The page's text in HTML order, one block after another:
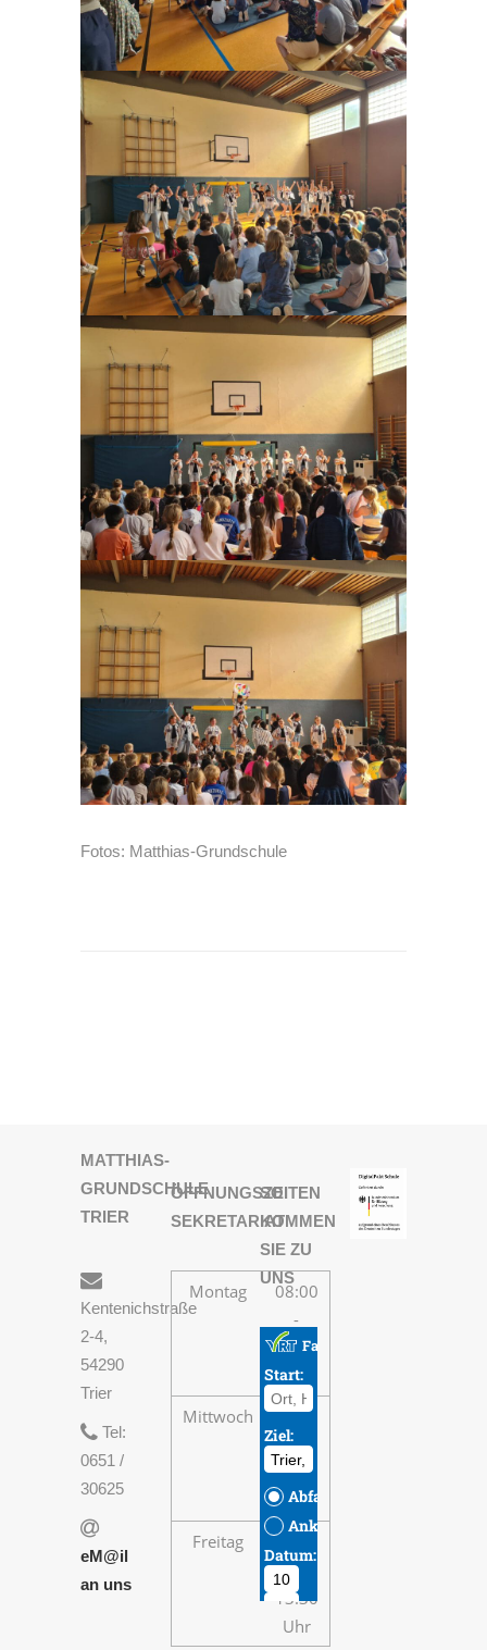
Fotos: Matthias-Grundschule
MATTHIAS-
GRUNDSCHULE
TRIER
Kentenichstraße
2-4,
54290
Trier
Tel:
0651 /
30625
eM@il
an uns
ÖFFNUNGSZEITEN
SEKRETARIAT
Montag
08:00
-
13:30
Uhr
Mittwoch
08:00
-
13:30
Uhr
Freitag
08:00
-
13:30
Uhr
SO
KOMMEN
SIE ZU
UNS